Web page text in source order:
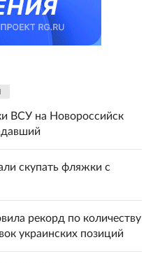
ВСУ на Новороссийск
скупать фляжки с
рекорд по количеству
украинских позиций